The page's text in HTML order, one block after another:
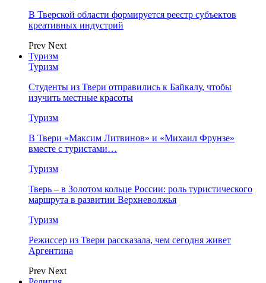
В Тверской области формируется реестр субъектов
креативных индустрий
Prev Next
Туризм
Туризм
Студенты из Твери отправились к Байкалу, чтобы
изучить местные красоты
Туризм
В Твери «Максим Литвинов» и «Михаил Фрунзе»
вместе с туристами…
Туризм
Тверь – в Золотом кольце России: роль туристического
маршрута в развитии Верхневолжья
Туризм
Режиссер из Твери рассказала, чем сегодня живет
Аргентина
Prev Next